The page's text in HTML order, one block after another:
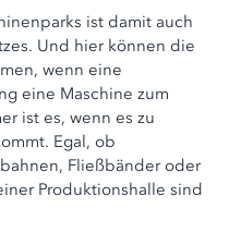
ist damit auch
Und hier können die
wenn eine
eine Maschine zum
ist es, wenn es zu
Egal, ob
Fließbänder oder
Produktionshalle sind